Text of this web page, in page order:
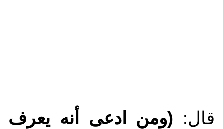
قال: (ومن ادعى أنه يعرف